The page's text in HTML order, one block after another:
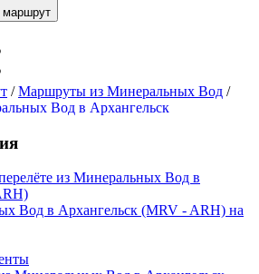
маршрут
/Маршруты из Минеральных Вод /
Вод в Архангельск
из Минеральных Вод в
Вод в Архангельск (MRV - ARH) на